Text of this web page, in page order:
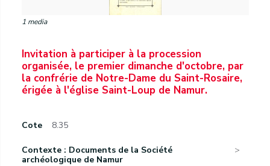
1 media
Invitation à participer à la procession
organisée, le premier dimanche d'octobre, par
la confrérie de Notre-Dame du Saint-Rosaire,
érigée à l'église Saint-Loup de Namur.
Cote 8.35
Contexte : Documents de la Société
archéologique de Namur